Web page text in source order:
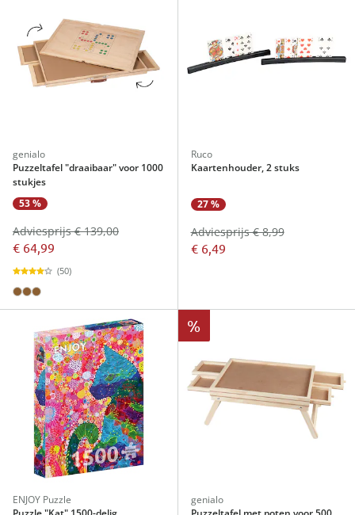
genialo
Puzzeltafel "draaibaar" voor 1000
stukjes
53 %
€ 64,99
Adviesprijs € 139,00
(50)
Ruco
Kaartenhouder, 2 stuks
27 %
€ 6,49
Adviesprijs € 8,99
ENJOY Puzzle
%
genialo